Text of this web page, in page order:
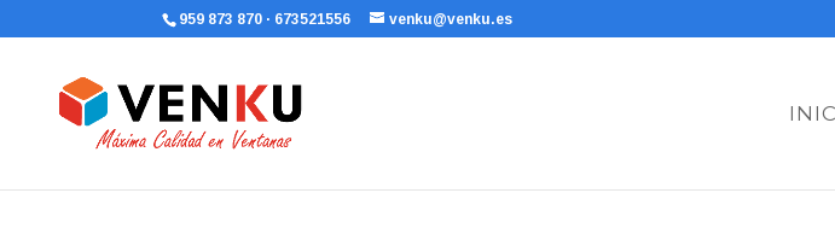
959 873 870 · 673521556 venku@venku.es